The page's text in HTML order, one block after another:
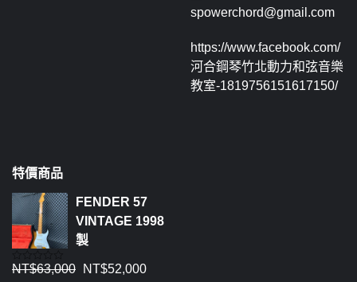
spowerchord@gmail.com
https://www.facebook.com/
河合鋼琴竹北動力和弦音樂
教室-1819756151617150/
特價商品
FENDER 57
VINTAGE 1998
製
評
NT$63,000 NT$52,000